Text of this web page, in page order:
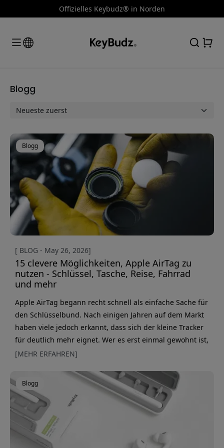
Offizielles Keybudz® in Norden
Blogg
Blogg
[ BLOG - May 26, 2026]
15 clevere Möglichkeiten, Apple AirTag zu
nutzen - Schlüssel, Tasche, Reise, Fahrrad
und mehr
Apple AirTag begann recht schnell als einfache Sache für
den Schlüsselbund. Nach einigen Jahren auf dem Markt
haben viele jedoch erkannt, dass sich der kleine Tracker
für deutlich mehr eignet. Wer es erst einmal gewohnt ist,
seine Dinge direkt in der Wo-ist?-App zu finden, will
einfach es ist. Kein Aufladen, keine Drittanbieter-App,
und die Batterie hält oft etwa ein Jahr. Hier sind 15
clevere AirTag-Einsatzm&o
[MEHR ERFAHREN]
Blogg